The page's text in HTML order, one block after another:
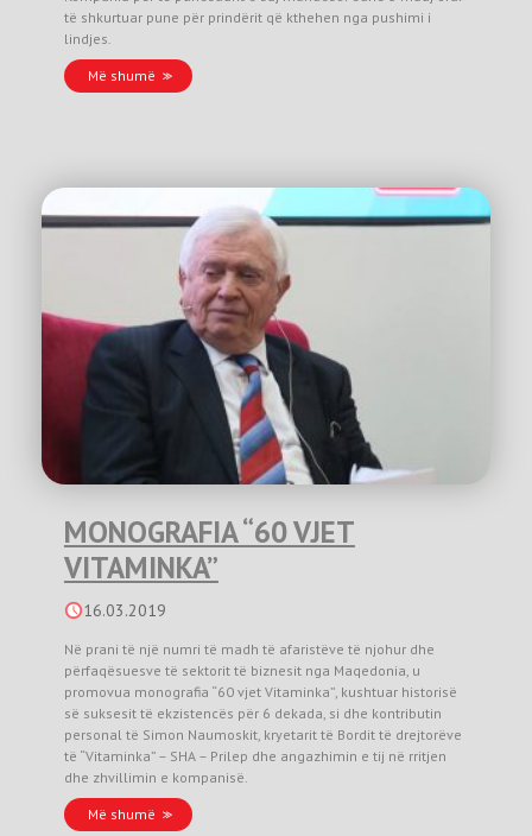
të shkurtuar pune për prindërit që kthehen nga pushimi i
lindjes.
Më shumë
MONOGRAFIA “60 VJET
VITAMINKA”
16.03.2019
Në prani të një numri të madh të afaristëve të njohur dhe
përfaqësuesve të sektorit të biznesit nga Maqedonia, u
promovua monografia “60 vjet Vitaminka”, kushtuar historisë
së suksesit të ekzistencës për 6 dekada, si dhe kontributin
personal të Simon Naumoskit, kryetarit të Bordit të drejtorëve
të “Vitaminka” – SHA – Prilep dhe angazhimin e tij në rritjen
dhe zhvillimin e kompanisë.
Më shumë